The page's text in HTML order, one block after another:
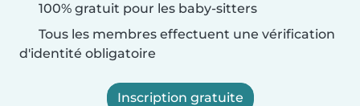
100% gratuit pour les baby-sitters
Tous les membres effectuent une vérification
d'identité obligatoire
Inscription gratuite